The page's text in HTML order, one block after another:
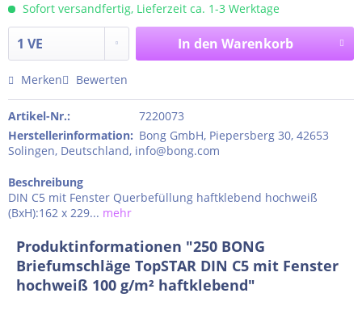
Sofort versandfertig, Lieferzeit ca. 1-3 Werktage
In den Warenkorb
Merken Bewerten
Artikel-Nr.:
7220073
Herstellerinformation: Bong GmbH, Piepersberg 30, 42653
Solingen, Deutschland, info@bong.com
Beschreibung
DIN C5 mit Fenster Querbefüllung haftklebend hochweiß
(BxH):162 x 229... mehr
Produktinformationen "250 BONG
Briefumschläge TopSTAR DIN C5 mit Fenster
hochweiß 100 g/m² haftklebend"